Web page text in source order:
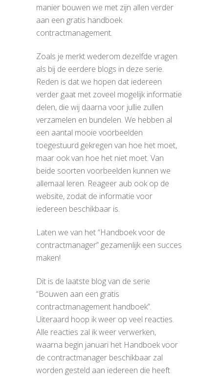
manier bouwen we met zijn allen verder
aan een gratis handboek
contractmanagement.
Zoals je merkt wederom dezelfde vragen
als bij de eerdere blogs in deze serie.
Reden is dat we hopen dat iedereen
verder gaat met zoveel mogelijk informatie
delen, die wij daarna voor jullie zullen
verzamelen en bundelen. We hebben al
een aantal mooie voorbeelden
toegestuurd gekregen van hoe het moet,
maar ook van hoe het niet moet. Van
beide soorten voorbeelden kunnen we
allemaal leren. Reageer aub ook op de
website, zodat de informatie voor
iedereen beschikbaar is.
Laten we van het “Handboek voor de
contractmanager” gezamenlijk een succes
maken!
Dit is de laatste blog van de serie
“Bouwen aan een gratis
contractmanagement handboek”.
Uiteraard hoop ik weer op veel reacties.
Alle reacties zal ik weer verwerken,
waarna begin januari het Handboek voor
de contractmanager beschikbaar zal
worden gesteld aan iedereen die heeft